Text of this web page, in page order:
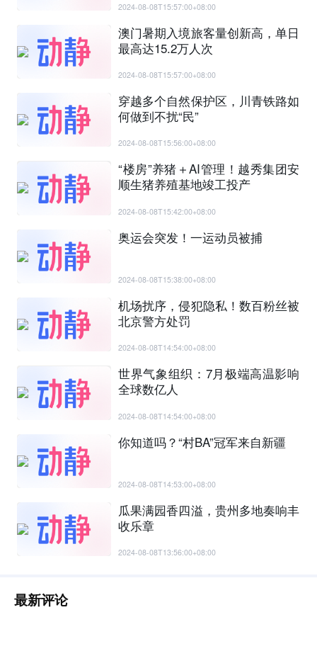
2024-08-08T15:57:00+08:00
澳门暑期入境旅客量创新高，单日
最高达15.2万人次
2024-08-08T15:57:00+08:00
穿越多个自然保护区，川青铁路如
何做到不扰“民”
2024-08-08T15:56:00+08:00
“楼房”养猪＋AI管理！越秀集团安
顺生猪养殖基地竣工投产
2024-08-08T15:42:00+08:00
奥运会突发！一运动员被捕
2024-08-08T15:38:00+08:00
机场扰序，侵犯隐私！数百粉丝被
北京警方处罚
2024-08-08T14:54:00+08:00
世界气象组织：7月极端高温影响
全球数亿人
2024-08-08T14:54:00+08:00
你知道吗？“村BA”冠军来自新疆
2024-08-08T14:53:00+08:00
瓜果满园香四溢，贵州多地奏响丰
收乐章
2024-08-08T13:56:00+08:00
最新评论